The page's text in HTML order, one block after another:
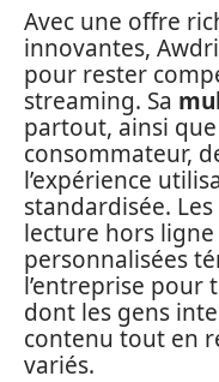
Avec une offre
innovantes,
pour rester
streaming. Sa
partout, ainsi
consommateur,
l’expérience
standardisée.
lecture hors
personnalisées
l’entreprise pour
dont les gens
contenu tout en
variés.